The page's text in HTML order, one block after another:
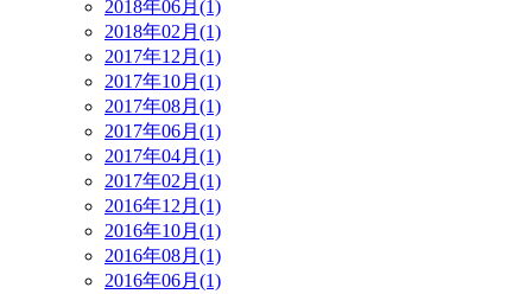
2018年06月(1)
2018年02月(1)
2017年12月(1)
2017年10月(1)
2017年08月(1)
2017年06月(1)
2017年04月(1)
2017年02月(1)
2016年12月(1)
2016年10月(1)
2016年08月(1)
2016年06月(1)